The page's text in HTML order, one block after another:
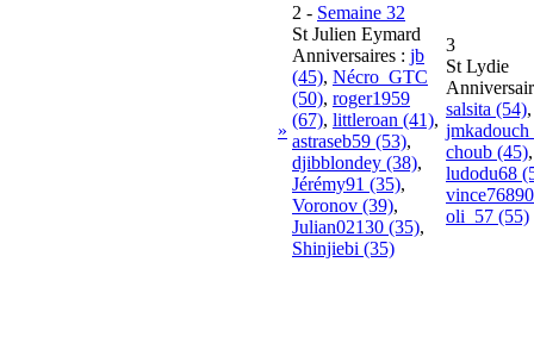
»
2 - Semaine 32
St Julien Eymard
Anniversaires : jb
(45), Nécro_GTC
(50), roger1959
(67), littleroan (41),
astraseb59 (53),
djibblondey (38),
Jérémy91 (35),
Voronov (39),
Julian02130 (35),
Shinjiebi (35)
3
St Lydie
salsita (54),
jmkadouch
choub (45),
ludodu68
oli_57 (55)